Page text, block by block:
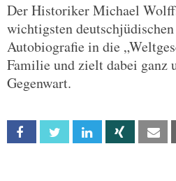
Der Historiker Michael
wichtigsten
Autobiografie in die
Familie und zielt dabei ganz
Gegenwart.
Facebook Twitter Linkedin Xing